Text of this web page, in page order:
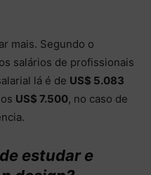
mais. Segundo o
salários de profissionais
lá é de US$ 5.083
US$ 7.500, no caso de
estudar e